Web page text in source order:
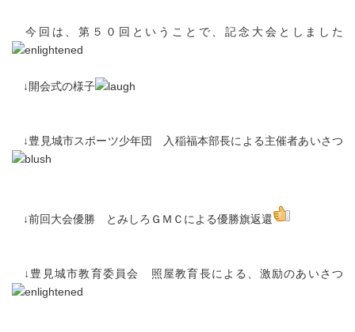
今回は、第５０回ということで、記念大会としました
↓開会式の様子
↓豊見城市スポーツ少年団 入稲福本部長による主催者あいさつ
↓前回大会優勝 とみしろＧＭＣによる優勝旗返還
↓豊見城市教育委員会 照屋教育長による、激励のあいさつ